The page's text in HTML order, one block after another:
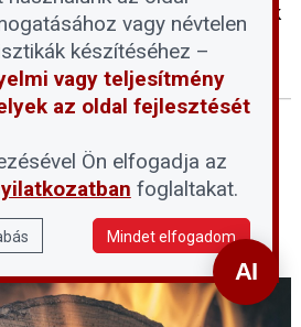
jelenlét a Duna medrének
csökken a
vagy névtelen
készítéséhez –
vagy teljesítmény
az oldal fejlesztését
Ön elfogadja az
foglaltakat.
Mindet elfogadom